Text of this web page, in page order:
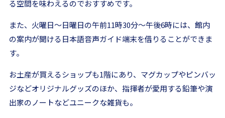
る空間を味わえるのでおすすめです。
また、火曜日〜日曜日の午前11時30分〜午後6時には、館内
の案内が聞ける日本語音声ガイド端末を借りることができま
す。
お土産が買えるショップも1階にあり、マグカップやピンバッ
ジなどオリジナルグッズのほか、指揮者が愛用する鉛筆や演
出家のノートなどユニークな雑貨も。